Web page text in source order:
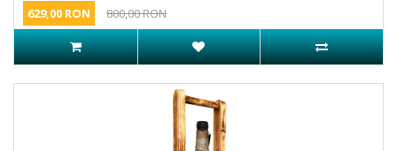
629,00 RON
800,00 RON